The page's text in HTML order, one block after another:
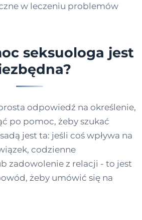
w leczeniu problemów
seksuologa jest
odpowiedź na określenie,
po pomoc, żeby szukać
jest ta: jeśli coś wpływa na
codzienne
zadowolenie z relacji - to jest
żeby umówić się na